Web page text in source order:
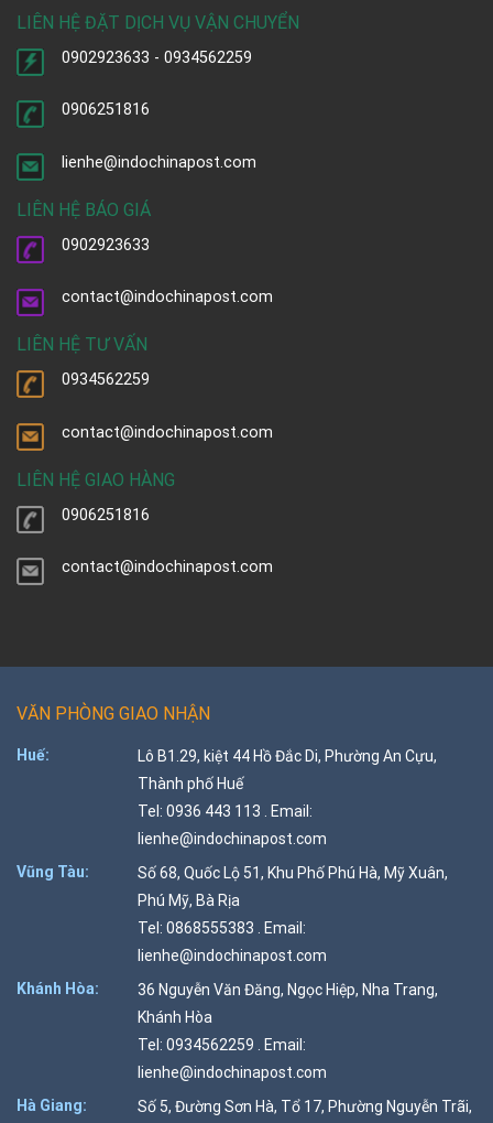
LIÊN HỆ ĐẶT DỊCH VỤ VẬN CHUYỂN
0902923633 - 0934562259
0906251816
lienhe@indochinapost.com
LIÊN HỆ BÁO GIÁ
0902923633
contact@indochinapost.com
LIÊN HỆ TƯ VẤN
0934562259
contact@indochinapost.com
LIÊN HỆ GIAO HÀNG
0906251816
contact@indochinapost.com
VĂN PHÒNG GIAO NHẬN
Huế:
Lô B1.29, kiệt 44 Hồ Đắc Di, Phường An Cựu,
Thành phố Huế
Tel: 0936 443 113 . Email:
lienhe@indochinapost.com
Vũng Tàu:
Số 68, Quốc Lộ 51, Khu Phố Phú Hà, Mỹ Xuân,
Phú Mỹ, Bà Rịa
Tel: 0868555383 . Email:
lienhe@indochinapost.com
Khánh Hòa:
36 Nguyễn Văn Đăng, Ngọc Hiệp, Nha Trang,
Khánh Hòa
Tel: 0934562259 . Email:
lienhe@indochinapost.com
Hà Giang:
Số 5, Đường Sơn Hà, Tổ 17, Phường Nguyễn Trãi,